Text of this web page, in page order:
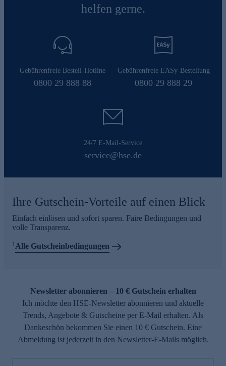
helfen gerne.
Gebührenfreie Bestell-Hotline
0800 29 888 88
Gebührenfreie EASy-Bestellung
0800 29 888 29
24/7 E-Mail-Service
service@hse.de
Ihre Gutschein-Vorteile auf einen Blick
Einfach einlösen und sofort sparen. Faire Bedingungen und
volle Transparenz.
1Alle Gutscheinbedingungen
Newsletter abonnieren – 10 € Gutschein erhalten
Ich möchte den HSE-Newsletter abonnieren und aktuelle
Trends, Angebote & Gutscheine per E-Mail erhalten. Als
Dankeschön bekommen Sie einen 10 € Gutschein. Eine
Abmeldung ist jederzeit in den Newsletter-E-Mails möglich.